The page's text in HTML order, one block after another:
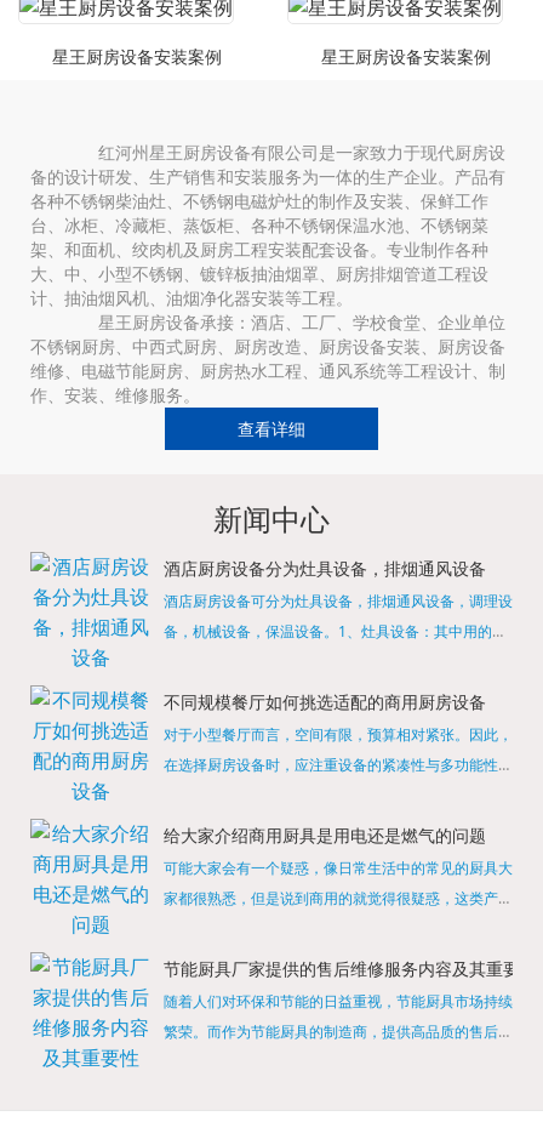
星王厨房设备安装案例 星王厨房设备安装案例
红河州星王厨房设备有限公司是一家致力于现代厨房设
备的设计研发、生产销售和安装服务为一体的生产企业。产品有
各种不锈钢柴油灶、不锈钢电磁炉灶的制作及安装、保鲜工作
台、冰柜、冷藏柜、蒸饭柜、各种不锈钢保温水池、不锈钢菜
架、和面机、绞肉机及厨房工程安装配套设备。专业制作各种
大、中、小型不锈钢、镀锌板抽油烟罩、厨房排烟管道工程设
计、抽油烟风机、油烟净化器安装等工程。
星王厨房设备承接：酒店、工厂、学校食堂、企业单位
不锈钢厨房、中西式厨房、厨房改造、厨房设备安装、厨房设备
维修、电磁节能厨房、厨房热水工程、通风系统等工程设计、制
作、安装、维修服务。
查看详细
新闻中心
酒店厨房设备分为灶具设备，排烟通风设备
酒店厨房设备可分为灶具设备，排烟通风设备，调理设
备，机械设备，保温设备。1、灶具设备：其中用的较
缺少的，经过相关检测证明的合格设备才能进行使用，
不同规模餐厅如何挑选适配的商用厨房设备
对于小型餐厅而言，空间有限，预算相对紧张。因此，
在选择厨房设备时，应注重设备的紧凑性与多功能性。
烹饪设备，既能节省空间，又能满足多样化的烹饪需
给大家介绍商用厨具是用电还是燃气的问题
可能大家会有一个疑惑，像日常生活中的常见的厨具大
家都很熟悉，但是说到商用的就觉得很疑惑，这类产品
店用的就是商用的吗?还真别说，真被大家猜对了，这
节能厨具厂家提供的售后维修服务内容及其重要性
随着人们对环保和节能的日益重视，节能厨具市场持续
繁荣。而作为节能厨具的制造商，提供高品质的售后维